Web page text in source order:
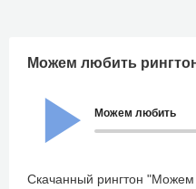
Можем любить
Можем любить
Скачанный рингтон